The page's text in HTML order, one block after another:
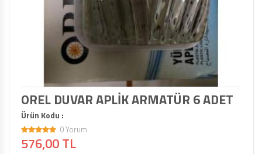
OREL DUVAR APLİK ARMATÜR 6 ADET
Ürün Kodu :
0 Yorum
576,00 TL